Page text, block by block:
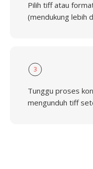
Pilih tiff atau
(mendukung lebih
3
Tunggu proses
mengunduh tiff